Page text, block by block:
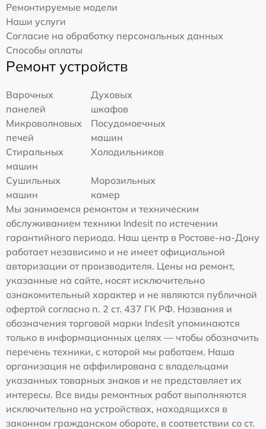
Ремонтируемые модели
Наши услуги
Согласие на обработку персональных данных
Способы оплаты
Ремонт устройств
Варочных
панелей
Духовых
шкафов
Микроволновых
печей
Посудомоечных
машин
Стиральных
машин
Холодильников
Сушильных
машин
Морозильных
камер
Мы занимаемся ремонтом и техническим
обслуживанием техники Indesit по истечении
гарантийного периода. Наш центр в Ростове-на-Дону
работает независимо и не имеет официальной
авторизации от производителя. Цены на ремонт,
указанные на сайте, носят исключительно
ознакомительный характер и не являются публичной
офертой согласно п. 2 ст. 437 ГК РФ. Названия и
обозначения торговой марки Indesit упоминаются
только в информационных целях — чтобы обозначить
перечень техники, с которой мы работаем. Наша
организация не аффилирована с владельцами
указанных товарных знаков и не представляет их
интересы. Все виды ремонтных работ выполняются
исключительно на устройствах, находящихся в
законном гражданском обороте, в соответствии со ст.